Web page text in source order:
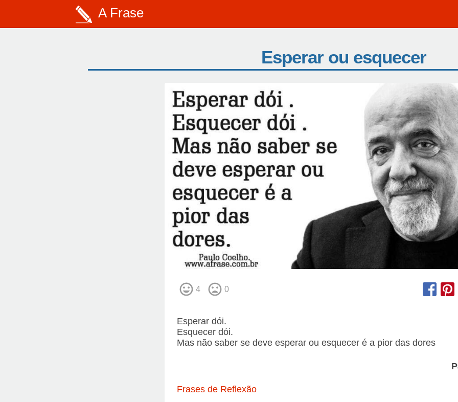
A Frase
Esperar ou esquecer
4 0
Esperar dói.
Esquecer dói.
Mas não saber se deve esperar ou esquecer é a pior das dores
Frases de Reflexão